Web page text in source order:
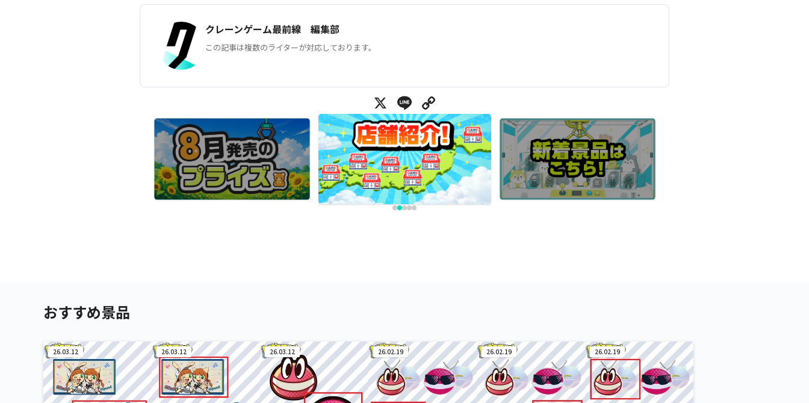
クレーンゲーム最前線 編集部
この記事は複数のライターが対応しております。
X Line
おすすめ景品
26.03.12 26.03.12 26.03.12 26.02.19 26.02.19 26.02.19